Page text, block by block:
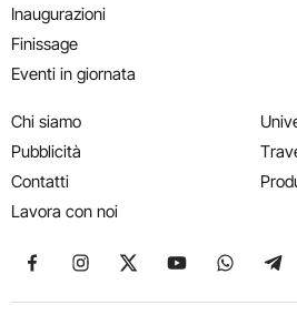
Inaugurazioni
Finissage
Eventi in giornata
Chi siamo
Pubblicità
Contatti
Lavora con noi
Seguici su Facebook
Seguici su Instagram
Seguici su X
Seguici su
Seguici